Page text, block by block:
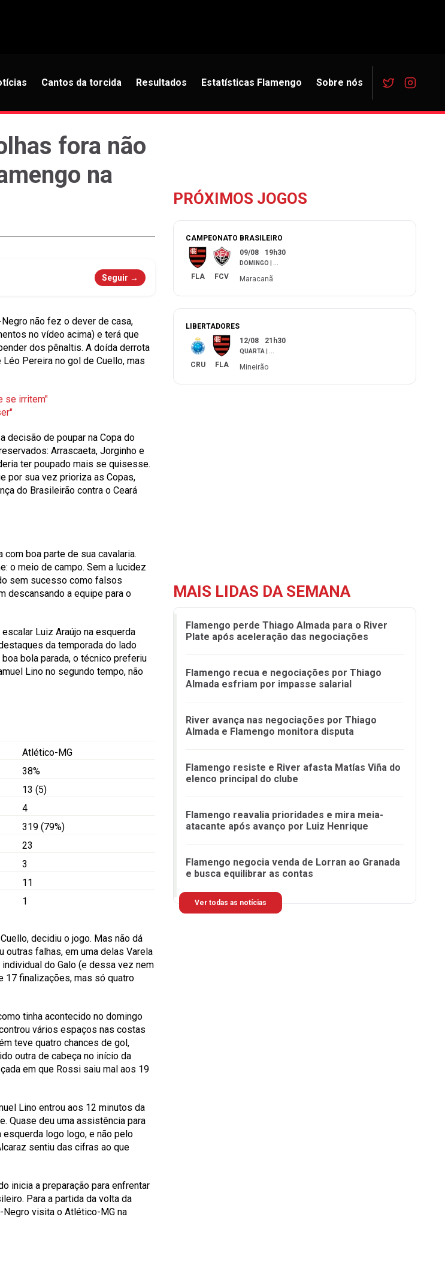
Cantos da torcida Resultados Estatísticas Flamengo Sobre nós
fora não
na
Seguir →
não fez o dever de casa,
no vídeo acima) e terá que
dos pênaltis. A doída derrota
Pereira no gol de Cuello, mas
se irritem"
decisão de poupar na Copa do
Arrascaeta, Jorginho e
ter poupado mais se quisesse.
por sua vez prioriza as Copas,
do Brasileirão contra o Ceará
boa parte de sua cavalaria.
o meio de campo. Sem a lucidez
sem sucesso como falsos
descansando a equipe para o
Luiz Araújo na esquerda
da temporada do lado
bola parada, o técnico preferiu
Lino no segundo tempo, não
Atlético-MG
38%
13 (5)
4
319 (79%)
23
3
11
1
decidiu o jogo. Mas não dá
outras falhas, em uma delas Varela
do Galo (e dessa vez nem
17 finalizações, mas só quatro
tinha acontecido no domingo
vários espaços nas costas
teve quatro chances de gol,
outra de cabeça no início da
em que Rossi saiu mal aos 19
Lino entrou aos 12 minutos da
Quase deu uma assistência para
logo logo, e não pelo
sentiu das cifras ao que
inicia a preparação para enfrentar
Para a partida da volta da
Negro visita o Atlético-MG na
PRÓXIMOS JOGOS
CAMPEONATO BRASILEIRO
FLA FCV
09/08 19h30
DOMINGO
Maracanã
LIBERTADORES
CRU FLA
12/08 21h30
QUARTA
Mineirão
MAIS LIDAS DA SEMANA
Flamengo perde Thiago Almada para o River
Plate após aceleração das negociações
Flamengo recua e negociações por Thiago
Almada esfriam por impasse salarial
River avança nas negociações por Thiago
Almada e Flamengo monitora disputa
Flamengo resiste e River afasta Matías Viña do
elenco principal do clube
Flamengo reavalia prioridades e mira meia-
atacante após avanço por Luiz Henrique
Flamengo negocia venda de Lorran ao Granada
e busca equilibrar as contas
Ver todas as notícias